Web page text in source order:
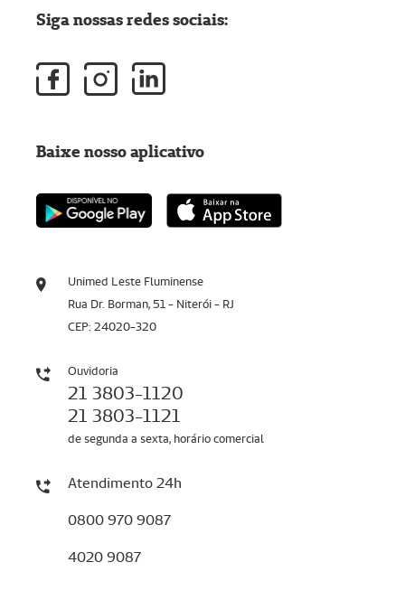
Unimed Leste Fluminense
Rua Dr. Borman, 51 - Niterói - RJ
CEP: 24020-320
Ouvidoria
21 3803-1120
21 3803-1121
de segunda a sexta, horário comercial
Atendimento 24h
0800 970 9087
4020 9087
Siga nossas redes sociais:
Baixe nosso aplicativo